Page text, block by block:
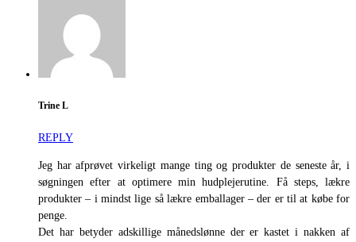
Trine L
REPLY
Jeg har afprøvet virkeligt mange ting og produkter de seneste år, i
søgningen efter at optimere min hudplejerutine. Få steps, lækre
produkter – i mindst lige så lækre emballager – der er til at købe for
penge.
Det har betyder adskillige månedslønne der er kastet i nakken af